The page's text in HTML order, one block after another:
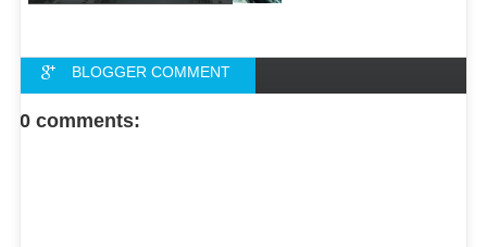
BLOGGER COMMENT
FACEBOOK COMMENT
0 comments: